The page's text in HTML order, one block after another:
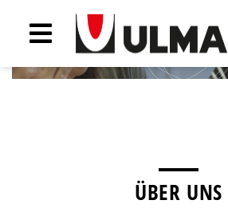
Zurück
ÜBER UNS